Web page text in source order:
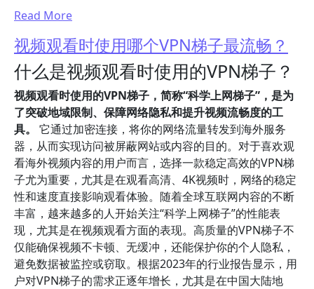
Read More
视频观看时使用哪个VPN梯子最流畅？
什么是视频观看时使用的VPN梯子？
视频观看时使用的VPN梯子，简称“科学上网梯子”，是为
了突破地域限制、保障网络隐私和提升视频流畅度的工
具。
它通过加密连接，将你的网络流量转发到海外服务
器，从而实现访问被屏蔽网站或内容的目的。对于喜欢观
看海外视频内容的用户而言，选择一款稳定高效的VPN梯
子尤为重要，尤其是在观看高清、4K视频时，网络的稳定
性和速度直接影响观看体验。随着全球互联网内容的不断
丰富，越来越多的人开始关注“科学上网梯子”的性能表
现，尤其是在视频观看方面的表现。高质量的VPN梯子不
仅能确保视频不卡顿、无缓冲，还能保护你的个人隐私，
避免数据被监控或窃取。根据2023年的行业报告显示，用
户对VPN梯子的需求正逐年增长，尤其是在中国大陆地